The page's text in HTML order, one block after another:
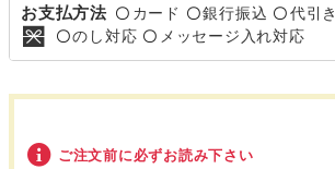
お支払方法 〇 カード 〇銀行振込 〇代引き
〇のし対応 〇 メッセージ入れ対応
ご注文前に必ずお読み下さい